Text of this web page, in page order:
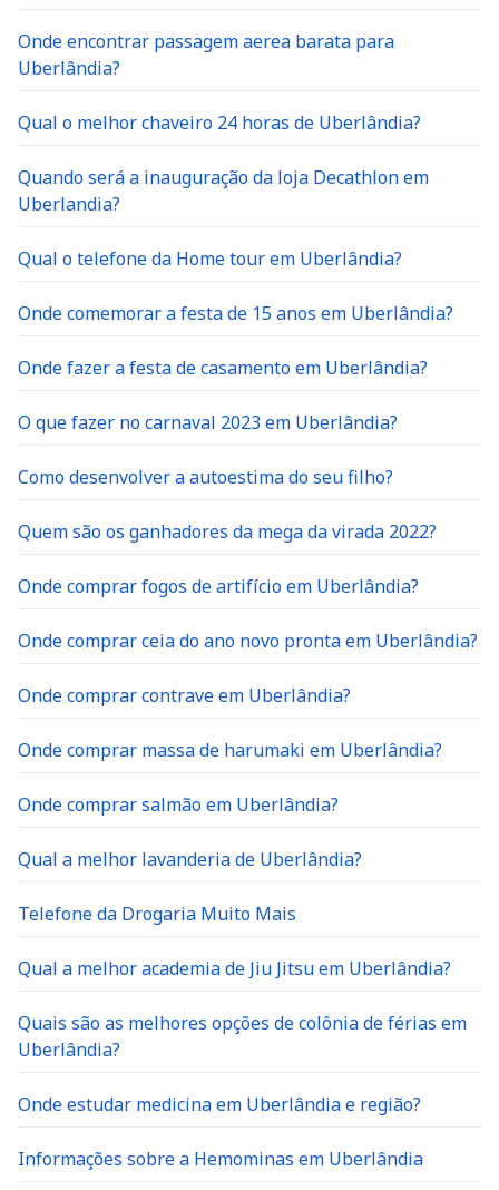
Onde encontrar passagem aerea barata para
Uberlândia?
Qual o melhor chaveiro 24 horas de Uberlândia?
Quando será a inauguração da loja Decathlon em
Uberlandia?
Qual o telefone da Home tour em Uberlândia?
Onde comemorar a festa de 15 anos em Uberlândia?
Onde fazer a festa de casamento em Uberlândia?
O que fazer no carnaval 2023 em Uberlândia?
Como desenvolver a autoestima do seu filho?
Quem são os ganhadores da mega da virada 2022?
Onde comprar fogos de artifício em Uberlândia?
Onde comprar ceia do ano novo pronta em Uberlândia?
Onde comprar contrave em Uberlândia?
Onde comprar massa de harumaki em Uberlândia?
Onde comprar salmão em Uberlândia?
Qual a melhor lavanderia de Uberlândia?
Telefone da Drogaria Muito Mais
Qual a melhor academia de Jiu Jitsu em Uberlândia?
Quais são as melhores opções de colônia de férias em
Uberlândia?
Onde estudar medicina em Uberlândia e região?
Informações sobre a Hemominas em Uberlândia